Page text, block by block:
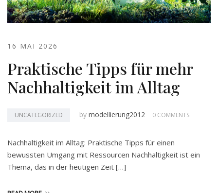
16 MAI 2026
Praktische Tipps für mehr
Nachhaltigkeit im Alltag
UNCATEGORIZED by modellierung2012 0 COMMENTS
Nachhaltigkeit im Alltag: Praktische Tipps für einen
bewussten Umgang mit Ressourcen Nachhaltigkeit ist ein
Thema, das in der heutigen Zeit […]